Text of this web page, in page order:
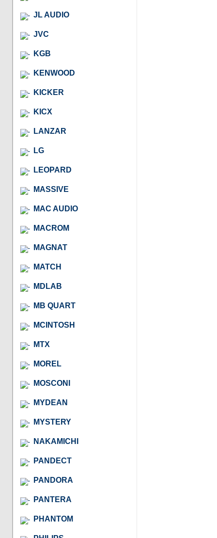
JL AUDIO
JVC
KGB
KENWOOD
KICKER
KICX
LANZAR
LG
LEOPARD
MASSIVE
MAC AUDIO
MACROM
MAGNAT
MATCH
MDLAB
MB QUART
MCINTOSH
MTX
MOREL
MOSCONI
MYDEAN
MYSTERY
NAKAMICHI
PANDECT
PANDORA
PANTERA
PHANTOM